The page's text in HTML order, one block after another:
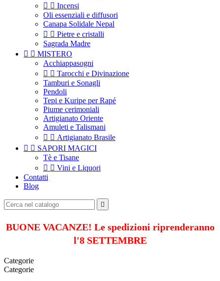
  Incensi
Oli essenziali e diffusori
Canapa Solidale Nepal
  Pietre e cristalli
Sagrada Madre
  MISTERO
Acchiappasogni
  Tarocchi e Divinazione
Tamburi e Sonagli
Pendoli
Tepi e Kuripe per Rapé
Piume cerimoniali
Artigianato Oriente
Amuleti e Talismani
  Artigianato Brasile
  SAPORI MAGICI
Tè e Tisane
  Vini e Liquori
Contatti
Blog

BUONE VACANZE! Le spedizioni riprenderanno
l'8 SETTEMBRE
Categorie
Categorie